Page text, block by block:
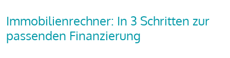
Immobilienrechner: In 3 Schritten zur
passenden Finanzierung